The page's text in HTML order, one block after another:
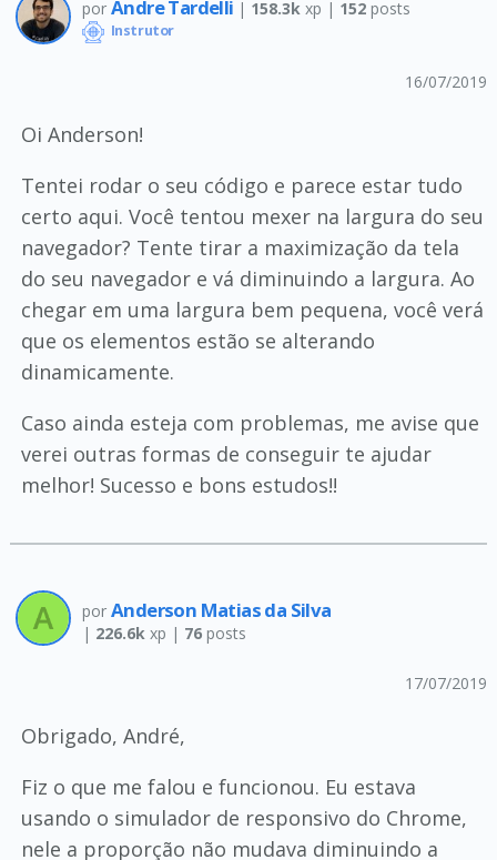
por Andre Tardelli | 158.3k xp | 152posts
Instrutor
16/07/2019
Oi Anderson!
Tentei rodar o seu código e parece estar tudo
certo aqui. Você tentou mexer na largura do seu
navegador? Tente tirar a maximização da tela
do seu navegador e vá diminuindo a largura. Ao
chegar em uma largura bem pequena, você verá
que os elementos estão se alterando
dinamicamente.
Caso ainda esteja com problemas, me avise que
verei outras formas de conseguir te ajudar
melhor! Sucesso e bons estudos!!
por Anderson Matias da Silva
| 226.6kxp | 76posts
17/07/2019
Obrigado, André,
Fiz o que me falou e funcionou. Eu estava
usando o simulador de responsivo do Chrome,
nele a proporção não mudava diminuindo a